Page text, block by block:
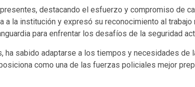
destacando el esfuerzo y compromiso de
la institución y expresó su reconocimiento al
para enfrentar los desafíos de la seguridad
sabido adaptarse a los tiempos y necesidades de
como una de las fuerzas policiales mejor